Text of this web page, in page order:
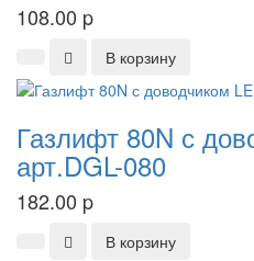
108.00 p
В корзину
Газлифт 80N с
арт.DGL-080
182.00 p
В корзину